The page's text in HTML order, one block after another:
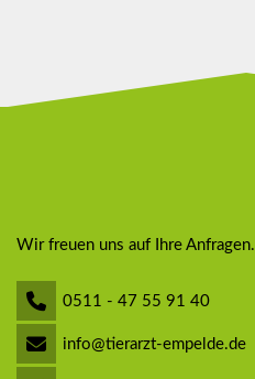
Wir freuen uns auf Ihre Anfragen.
0511 - 47 55 91 40
info@tierarzt-empelde.de